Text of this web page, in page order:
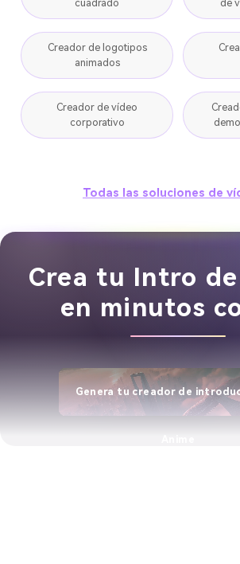
cuadrado
de
Creador de logotipos
animados
Creador de vídeo
corporativo
Todas las soluciones de
Crea tu Intro
en minutos
Genera tu creador de